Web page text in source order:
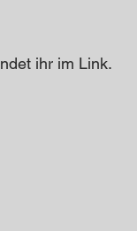
ihr im Link.